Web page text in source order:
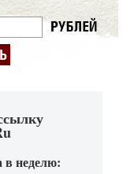
в неделю: